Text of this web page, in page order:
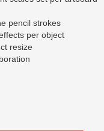
pencil strokes
per object
resize